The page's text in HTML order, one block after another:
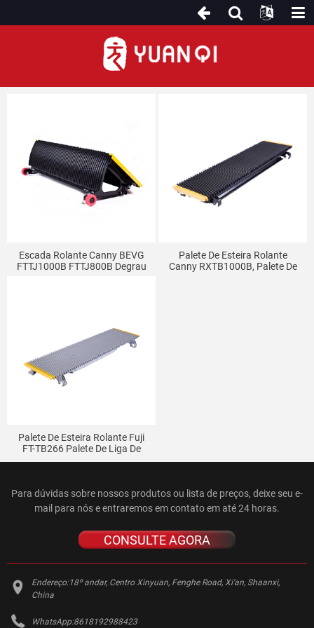
Escada Rolante Canny BEVG
FTTJ1000B FTTJ800B Degrau
Palete De Esteira Rolante
Canny RXTB1000B, Palete De
Palete De Esteira Rolante Fuji
FT-TB266 Palete De Liga De
Alumínio Para Escada Rolante
Para dúvidas sobre nossos produtos ou lista de preços, deixe seu e-
mail para nós e entraremos em contato em até 24 horas.
CONSULTE AGORA
Endereço:18º andar, Centro Xinyuan, Fenghe Road, Xi'an, Shaanxi,
China
WhatsApp:8618192988423